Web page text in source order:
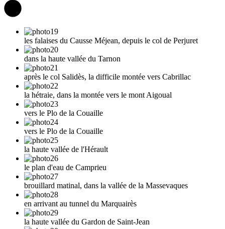
les falaises du Causse Méjean, depuis le col de Perjuret
dans la haute vallée du Tarnon
après le col Salidès, la difficile montée vers Cabrillac
la hétraie, dans la montée vers le mont Aigoual
vers le Plo de la Couaille
vers le Plo de la Couaille
la haute vallée de l'Hérault
le plan d'eau de Camprieu
brouillard matinal, dans la vallée de la Massevaques
en arrivant au tunnel du Marquairès
la haute vallée du Gardon de Saint-Jean